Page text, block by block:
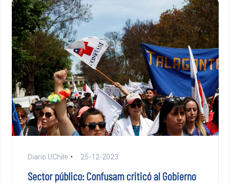
Diario UChile 25-12-2023
Sector público: Confusam criticó al Gobierno